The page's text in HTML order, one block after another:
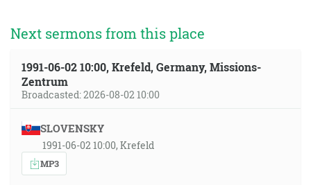
Next sermons from this place
1991-06-02 10:00, Krefeld, Germany, Missions-
Zentrum
Broadcasted: 2026-08-02 10:00
SLOVENSKY
1991-06-02 10:00, Krefeld
MP3